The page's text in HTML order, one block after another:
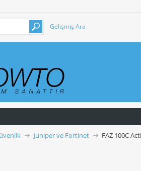
Gelişmiş Ara
Juniper ve Fortinet FAZ 100C